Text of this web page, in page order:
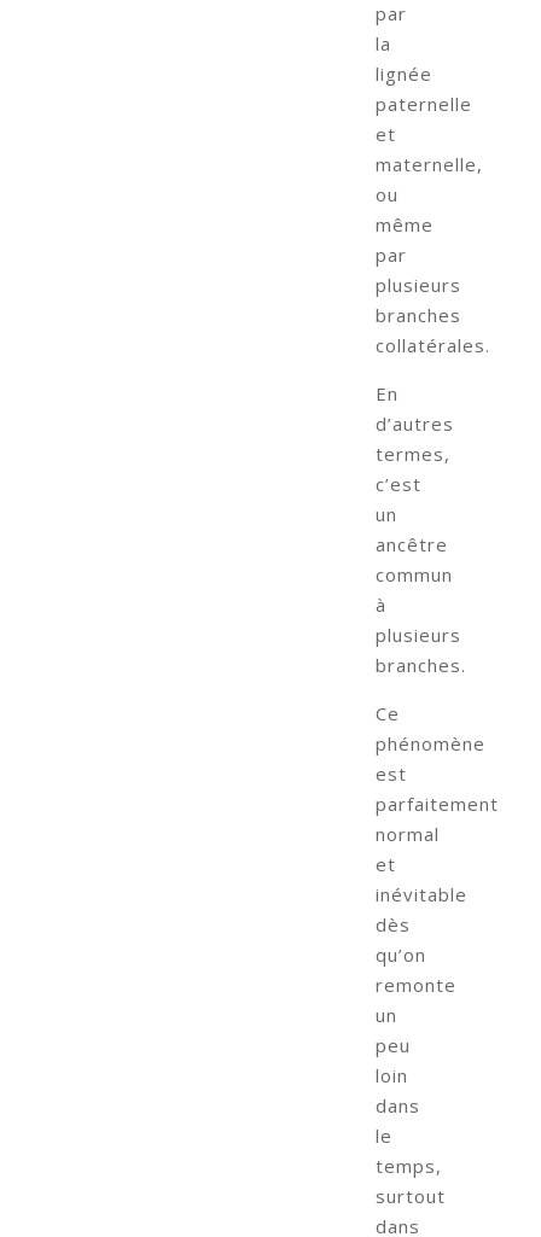
par
la
lignée
paternelle
et
maternelle,
ou
même
par
plusieurs
branches
collatérales.
En
d’autres
termes,
c’est
un
ancêtre
commun
à
plusieurs
branches.
Ce
phénomène
est
parfaitement
normal
et
inévitable
dès
qu’on
remonte
un
peu
loin
dans
le
temps,
surtout
dans